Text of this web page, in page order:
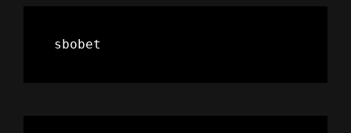
sbobet